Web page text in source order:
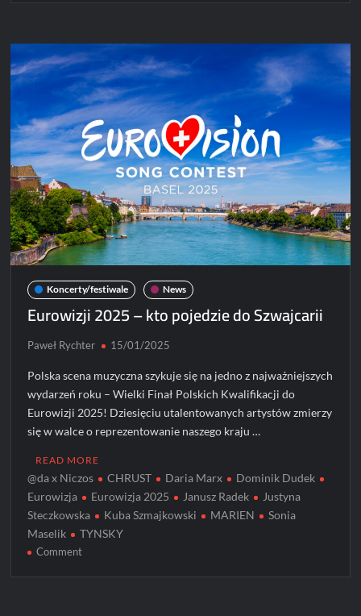
Koncerty/festiwale News
Eurowizji 2025 – kto pojedzie do Szwajcarii
Paweł Rychter 15/01/2025
Polska scena muzyczna szykuje się na jedno z najważniejszych
wydarzeń roku – Wielki Finał Polskich Kwalifikacji do
Eurowizji 2025! Dziesięciu utalentowanych artystów zmierzy
się w walce o reprezentowanie naszego kraju …
READ MORE
@da x Niczos CHRUST Daria Marx
Dominik Dudek
Eurowizja
Eurowizja 2025 Janusz Radek
Justyna
Steczkowska
Kuba Szmajkowski MARIEN
Sonia
Maselik
TYNSKY
Commenton